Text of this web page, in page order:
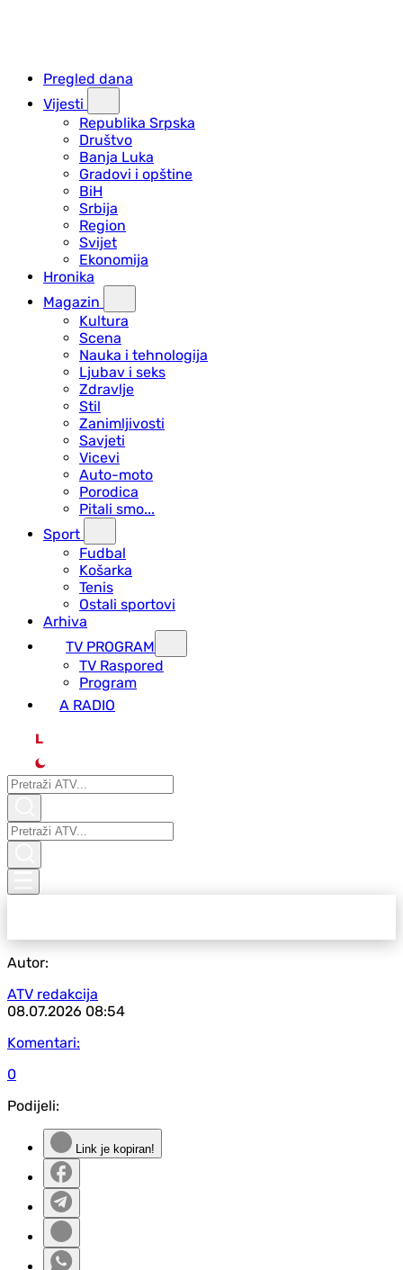
Pregled dana
Vijesti
Republika Srpska
Društvo
Banja Luka
Gradovi i opštine
BiH
Srbija
Region
Svijet
Ekonomija
Hronika
Magazin
Kultura
Scena
Nauka i tehnologija
Ljubav i seks
Zdravlje
Stil
Zanimljivosti
Savjeti
Vicevi
Auto-moto
Porodica
Pitali smo...
Sport
Fudbal
Košarka
Tenis
Ostali sportovi
Arhiva
TV PROGRAM
ТV Raspored
Program
A RADIO
L
Autor:
ATV redakcija
08.07.2026 08:54
Komentari:
0
Podijeli:
Link je kopiran!